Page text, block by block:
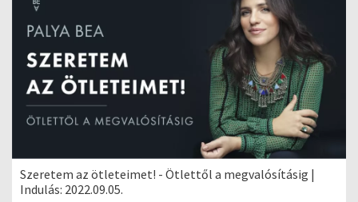
Szeretem az ötleteimet! - Ötlettől a megvalósításig |
Indulás: 2022.09.05.